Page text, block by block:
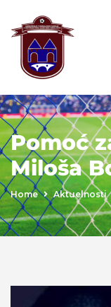
Pomoć
Miloša
Home Aktuelnosti